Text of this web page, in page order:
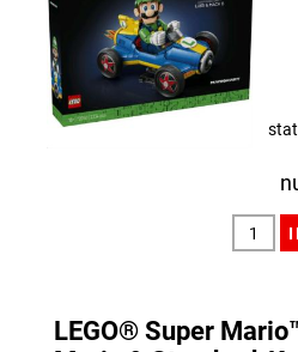
LEGO® Super